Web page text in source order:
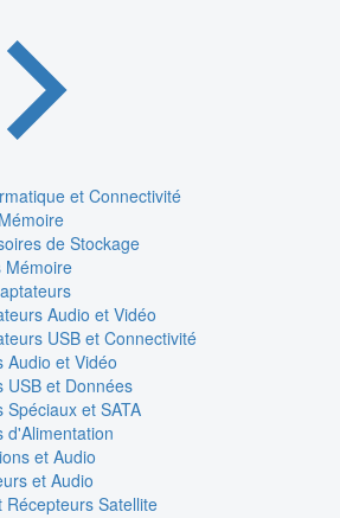
et Connectivité
de Stockage
Mémoire
Audio et Vidéo
USB et Connectivité
Audio et Vidéo
USB et Données
Spéciaux et SATA
d'Alimentation
et Audio
et Audio
Récepteurs Satellite